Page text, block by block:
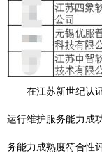
在江苏新世纪认
运行维护服务能力成
务能力成熟度符合性